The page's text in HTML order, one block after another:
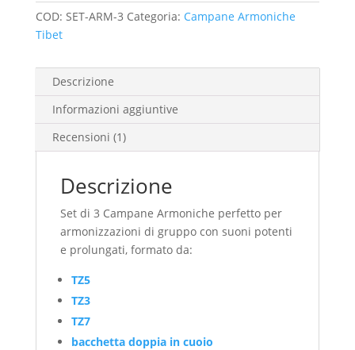
di
gruppo/1
quantità
COD: SET-ARM-3 Categoria: Campane Armoniche
Tibet
Descrizione
Informazioni aggiuntive
Recensioni (1)
Descrizione
Set di 3 Campane Armoniche perfetto per
armonizzazioni di gruppo con suoni potenti
e prolungati, formato da:
TZ5
TZ3
TZ7
bacchetta doppia in cuoio